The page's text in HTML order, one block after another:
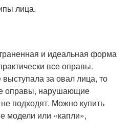
лица.
и идеальная форма
все оправы.
за овал лица, то
оправы, нарушающие
подходят. Можно купить
модели или «капли»,